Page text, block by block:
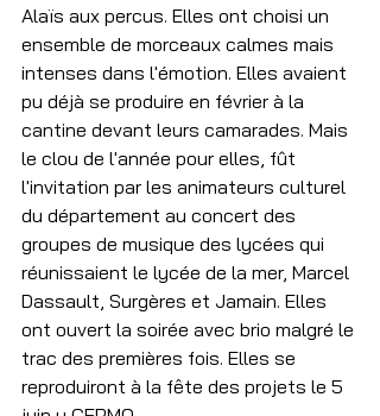
Alaïs aux percus. Elles ont choisi un
ensemble de morceaux calmes mais
intenses dans l'émotion. Elles avaient
pu déjà se produire en février à la
cantine devant leurs camarades. Mais
le clou de l'année pour elles, fût
l'invitation par les animateurs culturel
du département au concert des
groupes de musique des lycées qui
réunissaient le lycée de la mer, Marcel
Dassault, Surgères et Jamain. Elles
ont ouvert la soirée avec brio malgré le
trac des premières fois. Elles se
reproduiront à la fête des projets le 5